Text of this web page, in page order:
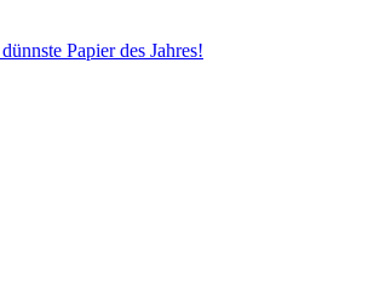
Papier des Jahres!